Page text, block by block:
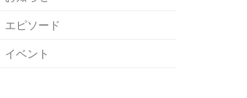
エピソード
イベント